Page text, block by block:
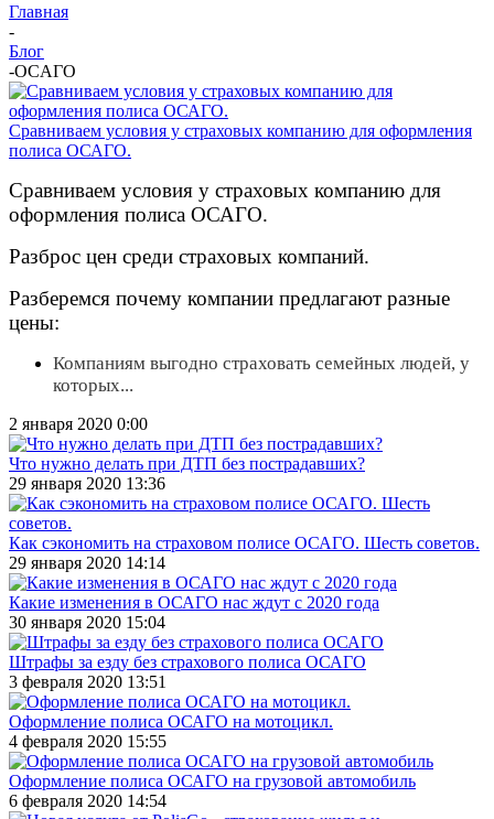
Главная
-
Блог
-OCAГО
Сравниваем условия у страховых компанию для оформления
полиса ОСАГО.
Сравниваем условия у страховых компанию для
оформления полиса ОСАГО.
Разброс цен среди страховых компаний.
Разберемся почему компании предлагают разные
цены:
Компаниям выгодно страховать семейных людей, у
которых...
2 января 2020 0:00
Что нужно делать при ДТП без пострадавших?
29 января 2020 13:36
Как сэкономить на страховом полисе ОСАГО. Шесть советов.
29 января 2020 14:14
Какие изменения в ОСАГО нас ждут с 2020 года
30 января 2020 15:04
Штрафы за езду без страхового полиса ОСАГО
3 февраля 2020 13:51
Оформление полиса ОСАГО на мотоцикл.
4 февраля 2020 15:55
Оформление полиса ОСАГО на грузовой автомобиль
6 февраля 2020 14:54